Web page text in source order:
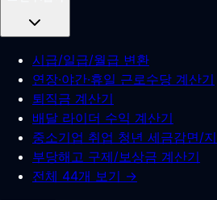
시급/일급/월급 변환
연장·야간·휴일 근로수당 계산기
퇴직금 계산기
배달 라이더 수익 계산기
중소기업 취업 청년 세금감면/
부당해고 구제/보상금 계산기
전체 44개 보기 →